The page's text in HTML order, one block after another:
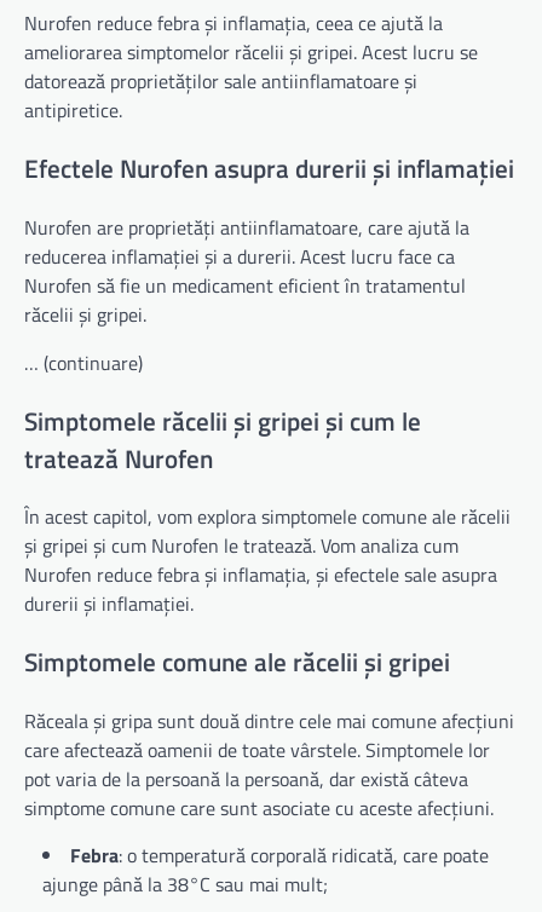
Nurofen reduce febra și inflamația, ceea ce ajută la
ameliorarea simptomelor răcelii și gripei. Acest lucru se
datorează proprietăților sale antiinflamatoare și
antipiretice.
Efectele Nurofen asupra durerii și inflamației
Nurofen are proprietăți antiinflamatoare, care ajută la
reducerea inflamației și a durerii. Acest lucru face ca
Nurofen să fie un medicament eficient în tratamentul
răcelii și gripei.
… (continuare)
Simptomele răcelii și gripei și cum le
tratează Nurofen
În acest capitol, vom explora simptomele comune ale răcelii
și gripei și cum Nurofen le tratează. Vom analiza cum
Nurofen reduce febra și inflamația, și efectele sale asupra
durerii și inflamației.
Simptomele comune ale răcelii și gripei
Răceala și gripa sunt două dintre cele mai comune afecțiuni
care afectează oamenii de toate vârstele. Simptomele lor
pot varia de la persoană la persoană, dar există câteva
simptome comune care sunt asociate cu aceste afecțiuni.
Febra: o temperatură corporală ridicată, care poate
ajunge până la 38°C sau mai mult;